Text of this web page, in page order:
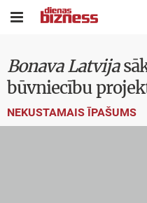

Bonava Latvija
būvniecību
NEKUSTAMAIS ĪPAŠUMS